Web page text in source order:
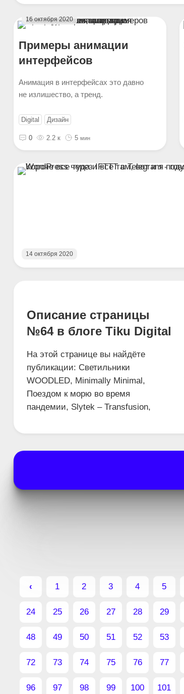
16 октября 2020
Примеры анимации
интерфейсов
Анимация в интерфейсах это давно
не излишество, а тренд.
Digital Дизайн
0 2.2 к 5 мин
14 октября 2020
Описание страницы
№64 в блоге Tiku Digital
На этой странице вы найдёте
публикации: Светильники
WOODLED, Minimally Minimal,
Поездом к морю во время
пандемии, Slytek – Transfusion,
Навигация
‹ 1 2 3 4 5
24 25 26 27 28 29
48 49 50 51 52 53
72 73 74 75 76 77
96 97 98 99 100 101